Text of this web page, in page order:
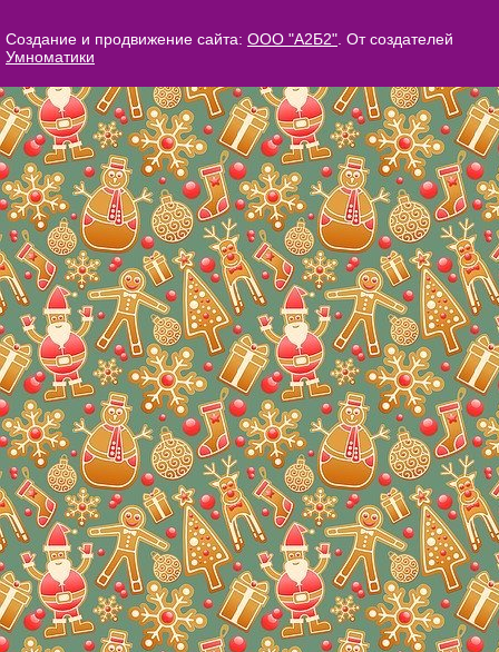
Создание и продвижение сайта: ООО "А2Б2" . От создателей
Умноматики